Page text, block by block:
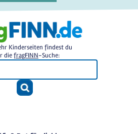
Kinderseiten findest du
diefragFINN-Suche: